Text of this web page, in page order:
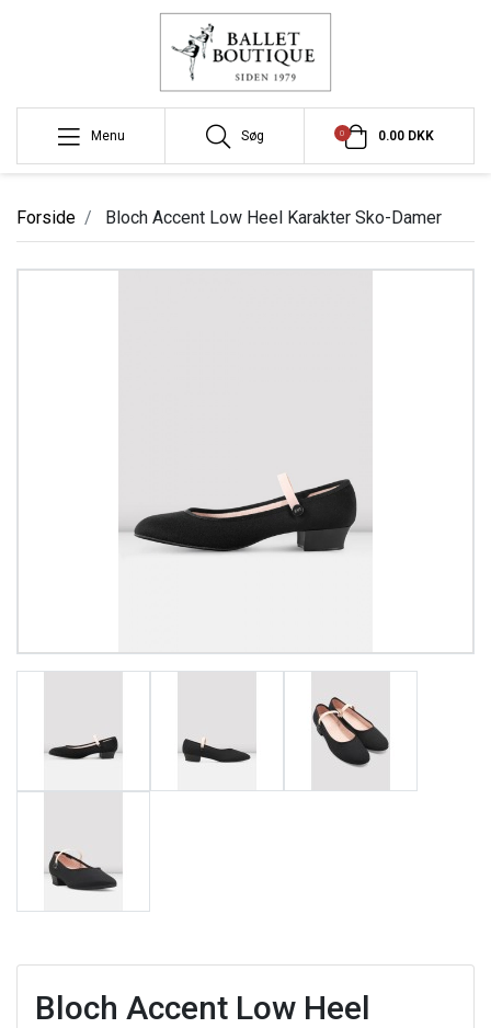
Menu Søg 0 0.00 DKK
Forside Bloch Accent Low Heel Karakter Sko-Damer
Bloch Accent Low Heel